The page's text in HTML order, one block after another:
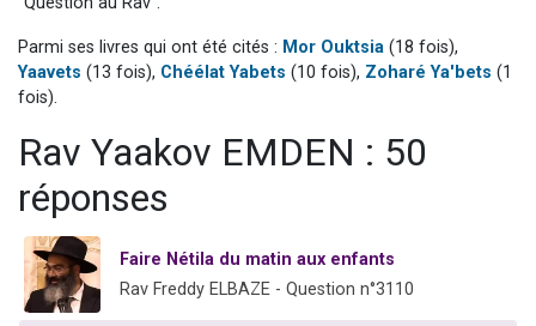
30 personnes viennent de faire un don pour Sauvez la jambe de Yohan
Parmi ses livres qui ont été cités : Mor Ouktsia (18 fois),
Yaavets (13 fois), Chéélat Yabets (10 fois), Zoharé Ya'bets (1
fois).
Rav Yaakov EMDEN : 50
réponses
Faire Nétila du matin aux enfants
Rav Freddy ELBAZE - Question n°3110